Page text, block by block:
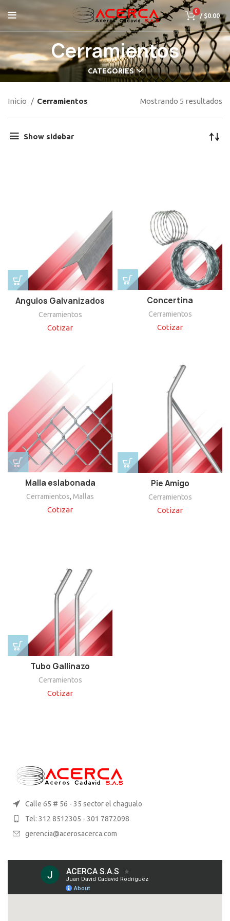
0
/ $0.00
Cerramientos
CATEGORIES
Inicio Cerramientos Mostrando 5 resultados
Show sidebar
Angulos Galvanizados
Cerramientos
Cotizar
Concertina
Cerramientos
Cotizar
Malla eslabonada
Cerramientos, Mallas
Cotizar
Pie Amigo
Cerramientos
Cotizar
Tubo Gallinazo
Cerramientos
Cotizar
Calle 65 # 56 - 35 sector el chagualo
Tel: 312 8512305 - 301 7872098
gerencia@acerosacerca.com